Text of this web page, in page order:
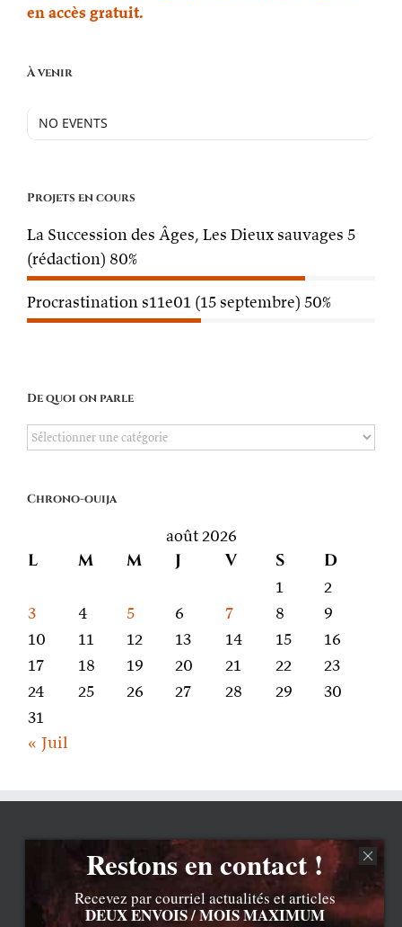
en accès gratuit.
À venir
NO EVENTS
Projets en cours
La Succession des Âges, Les Dieux sauvages 5
(rédaction) 80%
Procrastination s11e01 (15 septembre) 50%
De quoi on parle
De
parle
Chrono-ouija
août 2026
L M M J V S D
1
2
3
4 5 6 7 8
9
10
11 12 13 14 15
16
17
18 19 20 21 22
23
24
25 26 27 28 29
30
31
« Juil
Restons en contact !
Recevez par courriel actualités et articles
DEUX ENVOIS / MOIS MAXIMUM